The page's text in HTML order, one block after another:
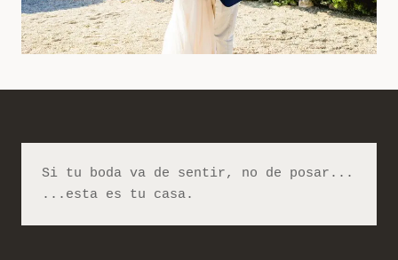
Si tu boda va de sentir, no de posar...
...esta es tu casa.